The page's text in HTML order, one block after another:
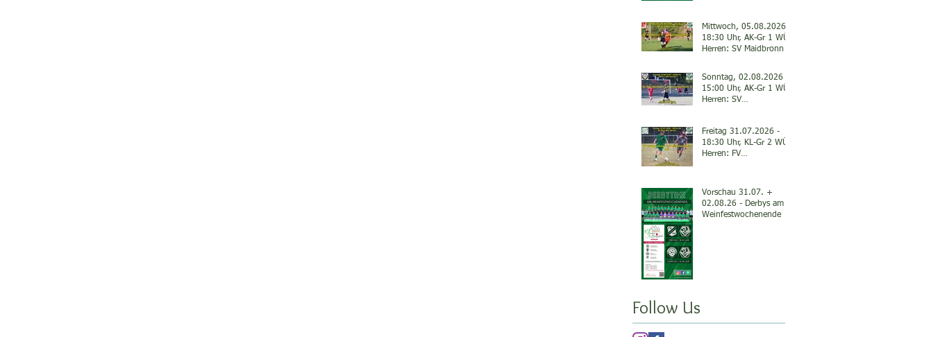
Mittwoch, 05.08.2026 -
18:30 Uhr, AK-Gr 1 WÜ
Herren: SV Maidbronn II
Sonntag, 02.08.2026 -
15:00 Uhr, AK-Gr 1 WÜ
Herren: SV
Freitag 31.07.2026 -
18:30 Uhr, KL-Gr 2 WÜ,
Herren: FV
Vorschau 31.07. +
02.08.26 - Derbys am
Weinfestwochenende
Follow Us